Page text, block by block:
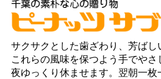
サクサクとした歯ざわり、芳ばし
これらの風味を保つよう手でや
夜ゆっくり休ませます。翌朝一